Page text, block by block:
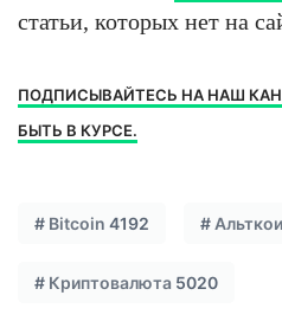
статьи, которых нет на
ПОДПИСЫВАЙТЕСЬ НА НАШ
БЫТЬ В КУРСЕ.
# Bitcoin 4192 #
# Криптовалюта 5020